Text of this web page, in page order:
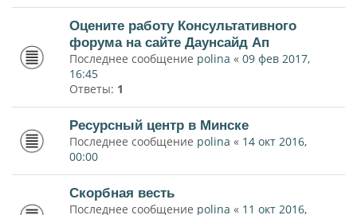
Оцените работу Консультативного
форума на сайте Даунсайд Ап
Последнее сообщение polina « 09 фев 2017,
16:45
Ответы: 1
Ресурсный центр в Минске
Последнее сообщение polina « 14 окт 2016,
00:00
Скорбная весть
Последнее сообщение polina « 11 окт 2016,